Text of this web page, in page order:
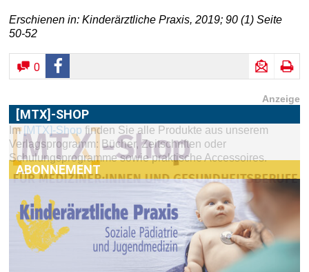
Erschienen in: Kinderärztliche Praxis, 2019; 90 (1) Seite
50-52
0
Anzeige
[MTX]-SHOP
ABONNEMENT
Haben Sie Interesse an einem Abonnement? Dann klicken